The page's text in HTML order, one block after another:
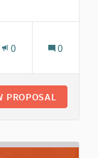
0 0
PROPOSAL